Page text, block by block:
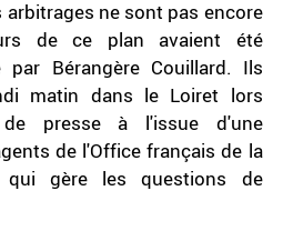
arbitrages ne sont pas encore
de ce plan avaient été
par Bérangère Couillard. Ils
matin dans le Loiret lors
de presse à l'issue d'une
de l'Office français de la
qui gère les questions de